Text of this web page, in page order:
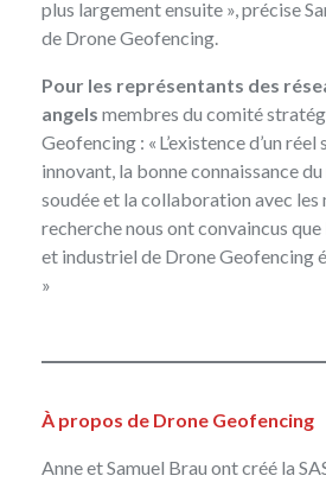
plus largement ensuite », précise
de Drone Geofencing.
Pour les représentants des
angels membres du comité
Geofencing : « L’existence d’un
innovant, la bonne connaissance
soudée et la collaboration avec les
recherche nous ont convaincus
et industriel de Drone Geofencing
»
À propos de Drone Geofencing
Anne et Samuel Brau ont créé la